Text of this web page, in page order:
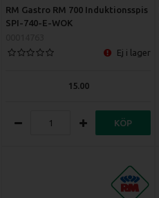
RM Gastro RM 700 Induktionsspis
SPI-740-E-WOK
Ej i lager
15.00
KÖP